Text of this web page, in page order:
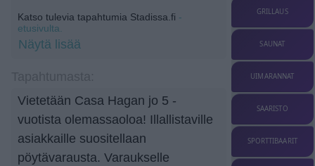
Katso tulevia tapahtumia Stadissa.fi -
etusivulta.
Näytä lisää
Vietetään Casa Hagan jo 5 -
vuotista olemassaoloa! Illallistaville
asiakkaille suositellaan
pöytävarausta. Varaukselle
GRILLAUS
SAUNAT
UIMARANNAT
SAARISTO
SPORTTIBAARIT